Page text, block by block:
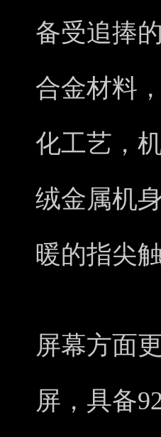
备受追捧
合金材料
化工艺，
绒金属机
暖的指尖触
屏幕方面
屏，具备